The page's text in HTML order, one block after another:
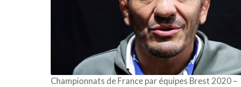
Championnats de France par équipes Brest 2020 –